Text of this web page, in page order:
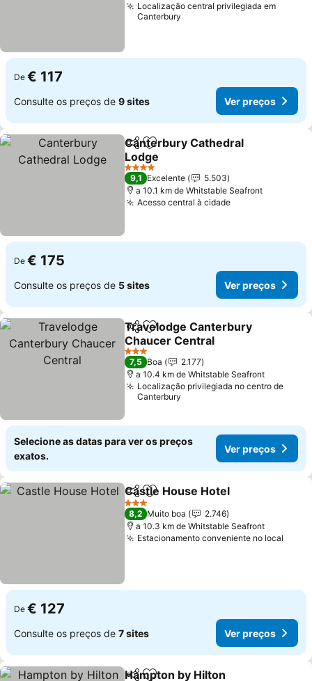
Localização central privilegiada em
Canterbury
De € 117
Consulte os preços de 9 sites Ver preços
PartilharAdicionar aos favoritos
Canterbury Cathedral
Lodge
Ver preços
4 Estrelas
9,1 Excelente
5.503
a 10.1 km de Whitstable Seafront
Acesso central à cidadeVer preços
De € 175
Consulte os preços de 5 sites Ver preços
PartilharAdicionar aos favoritos
Travelodge Canterbury
Chaucer Central
Ver preços
3 Estrelas
7,5 Boa
2.177
a 10.4 km de Whitstable Seafront
Localização privilegiada no centro de
Canterbury
Selecione as datas para ver os preços
exatos.
Ver preços
PartilharAdicionar aos favoritos
Castle House Hotel
3 Estrelas
8,2 Muito boa
2.746
a 10.3 km de Whitstable Seafront
Estacionamento conveniente no local
De € 127
Consulte os preços de 7 sites Ver preços
Hampton by Hilton